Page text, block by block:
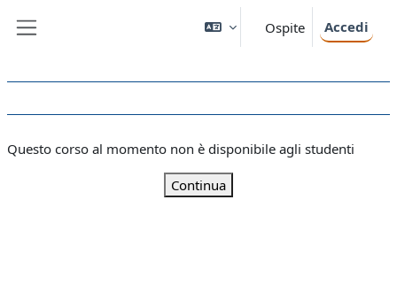
Ospite Accedi
Questo corso al momento non è disponibile agli studenti
Continua